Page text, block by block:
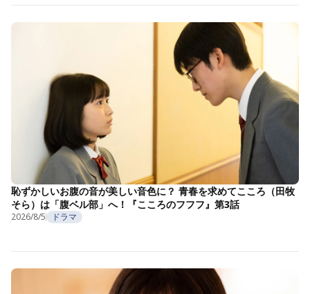
恥ずかしいお腹の音が美しい音色に？ 青春を求めてこころ（田牧
そら）は「腹ベル部」へ！『こころのフフフ』第3話
2026/8/5 ドラマ